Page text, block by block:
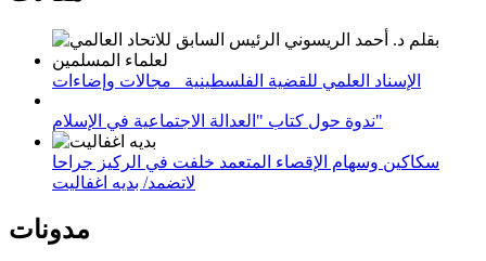
الإسناد العلمي للقضية الفلسطينية_ مجالات وإضاءات
ندوة حول كتاب "العدالة الاجتماعية في الإسلام"
سكاكين وسهام الإقصاء المتعمد خلفت في الركيز جراحا
لاتضمد/ بديه اغفاليت
مدونات